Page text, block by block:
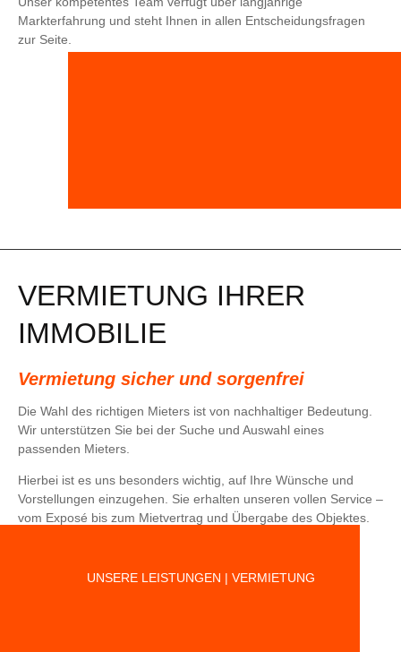
Markterfahrung und steht Ihnen in allen Entscheidungsfragen
zur Seite.
VERMIETUNG IHRER
IMMOBILIE
Vermietung sicher und sorgenfrei
Die Wahl des richtigen Mieters ist von nachhaltiger Bedeutung.
Wir unterstützen Sie bei der Suche und Auswahl eines
passenden Mieters.
Hierbei ist es uns besonders wichtig, auf Ihre Wünsche und
Vorstellungen einzugehen. Sie erhalten unseren vollen Service –
vom Exposé bis zum Mietvertrag und Übergabe des Objektes.
UNSERE LEISTUNGEN | VERMIETUNG